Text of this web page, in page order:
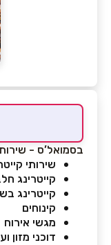
בסמואל’ס -
שירותי
קייטרינג
קייטרינג
קינוחים
מגשי אירוח
דוכני מזון